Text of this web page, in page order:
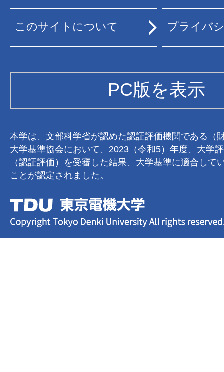
このサイトについて プライバ
PC版を表示
本学は、文部科学省が認めた認証評価機関である（
大学基準協会において、2023（令和5）年度、大学
（認証評価）を受審した結果、大学基準に適合して
ことが認定されました。